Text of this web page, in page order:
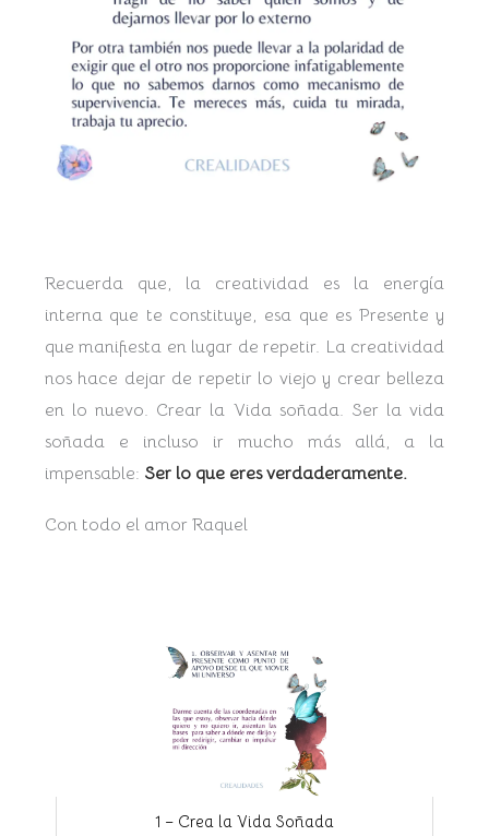
Recuerda que, la creatividad es la energía
interna que te constituye, esa que es Presente y
que manifiesta en lugar de repetir. La creatividad
nos hace dejar de repetir lo viejo y crear belleza
en lo nuevo. Crear la Vida soñada. Ser la vida
soñada e incluso ir mucho más allá, a la
impensable: Ser lo que eres verdaderamente.
Con todo el amor Raquel
1 – Crea la Vida Soñada